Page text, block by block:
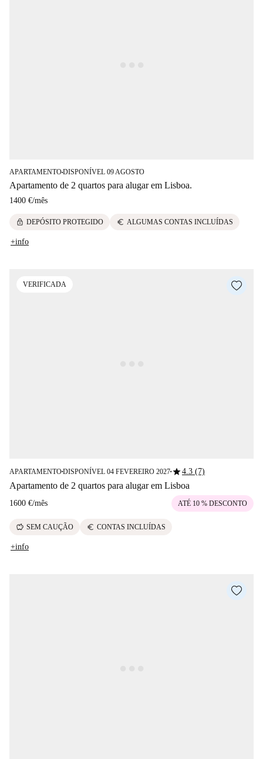
APARTAMENTO■DISPONÍVEL 09 AGOSTO
Apartamento de 2 quartos para alugar em Lisboa.
1400 €/mês
lock DEPÓSITO PROTEGIDO euro ALGUMAS CONTAS INCLUÍDAS
+info
VERIFICADA
APARTAMENTO■DISPONÍVEL 04 FEVEREIRO 2027■star4.3 (7)
Apartamento de 2 quartos para alugar em Lisboa
1600 €/mês ATÉ 10 % DESCONTO
savings SEM CAUÇÃO euro CONTAS INCLUÍDAS
+info